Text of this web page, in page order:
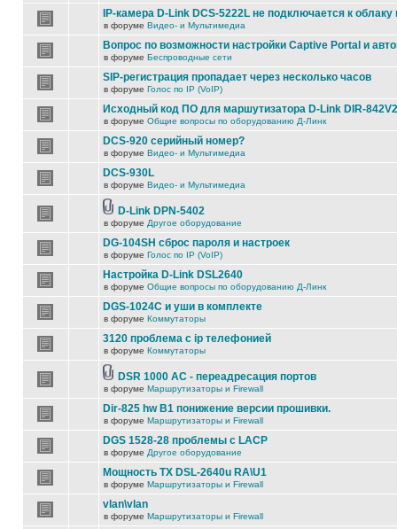
IP-камера D-Link DCS-5222L не подключается к
в форуме Видео- и Мультимедиа
Вопрос по возможности настройки Captive Portal и
в форуме Беспроводные сети
SIP-регистрация пропадает через несколько часов
в форуме Голос по IP (VoIP)
Исходный код ПО для маршутизатора D-Link DIR-842V2
в форуме Общие вопросы по оборудованию Д-Линк
DCS-920 серийный номер?
в форуме Видео- и Мультимедиа
DCS-930L
в форуме Видео- и Мультимедиа
D-Link DPN-5402
в форуме Другое оборудование
DG-104SH сброс пароля и настроек
в форуме Голос по IP (VoIP)
Настройка D-Link DSL2640
в форуме Общие вопросы по оборудованию Д-Линк
DGS-1024C и уши в комплекте
в форуме Коммутаторы
3120 проблема с ip телефонией
в форуме Коммутаторы
DSR 1000 AC - переадресация портов
в форуме Маршрутизаторы и Firewall
Dir-825 hw B1 понижение версии прошивки.
в форуме Маршрутизаторы и Firewall
DGS 1528-28 проблемы с LACP
в форуме Другое оборудование
Мощность TX DSL-2640u RA\U1
в форуме Маршрутизаторы и Firewall
vlan\vlan
в форуме Маршрутизаторы и Firewall